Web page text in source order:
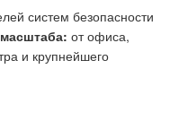
систем безопасности
от офиса,
и крупнейшего